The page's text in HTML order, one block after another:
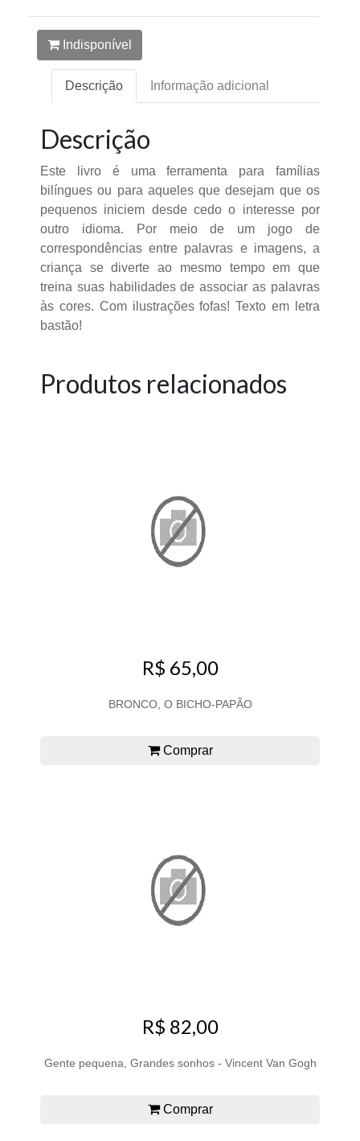
Indisponível
Descrição Informação adicional
Descrição
Este livro é uma ferramenta para famílias
bilíngues ou para aqueles que desejam que os
pequenos iniciem desde cedo o interesse por
outro idioma. Por meio de um jogo de
correspondências entre palavras e imagens, a
criança se diverte ao mesmo tempo em que
treina suas habilidades de associar as palavras
às cores. Com ilustrações fofas! Texto em letra
bastão!
Produtos relacionados
R$ 65,00
BRONCO, O BICHO-PAPÃO
Comprar
R$ 82,00
Gente pequena, Grandes sonhos - Vincent Van Gogh
Comprar